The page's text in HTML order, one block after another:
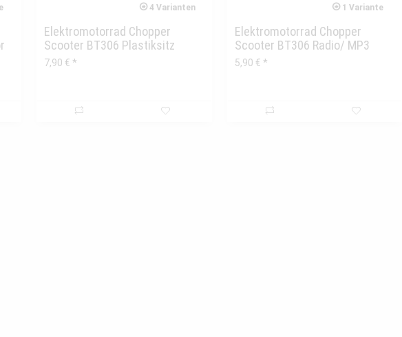
4 Varianten
Elektromotorrad Chopper
Scooter BT306 Plastiksitz
7,90 € *
1 Variante
Elektromotorrad Chopper
Scooter BT306 Radio/ MP3
Modul
5,90 € *